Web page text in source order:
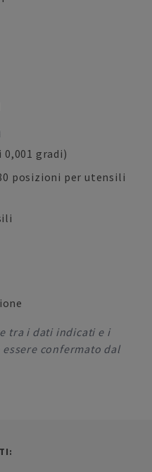
0,001 gradi)
posizioni per utensili
tra i dati indicati e i
confermato dal